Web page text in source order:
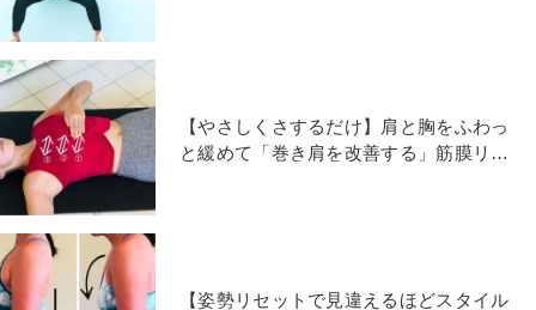
【やさしくさするだけ】肩と胸をふわっ
と緩めて「巻き肩を改善する」筋膜リリ
【姿勢リセットで見違えるほどスタイル